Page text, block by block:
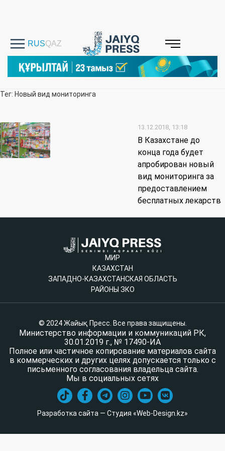
Тег: Новый вид мониторинга
13.12.2018, 13:18
В Казахстане до
конца года будет
апробирован новый
вид мониторинга за
предоставлением
бесплатных лекарств
МИР
КАЗАХСТАН
ЗАПАДНО-КАЗАХСТАНСКАЯ ОБЛАСТЬ
РАЙОНЫ ЗКО
© 2024 Жайық Пресс. Все права защищены.
Министерство информации и коммуникаций РК,
30.01.2019 г., № 17490-ИА
Полное или частичное копирование материалов сайта
в коммерческих и других целях допускается только с
письменного согласования владельца сайта.
Мы в социальных сетях
Разработка сайта — Студия «Web-Design.kz»